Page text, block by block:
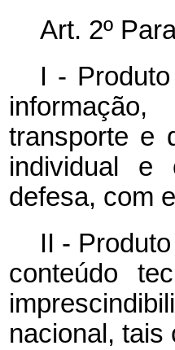
Art. 2º
I -
transporte e
individual e
defesa, com
II -
conteúdo
nacional, tais